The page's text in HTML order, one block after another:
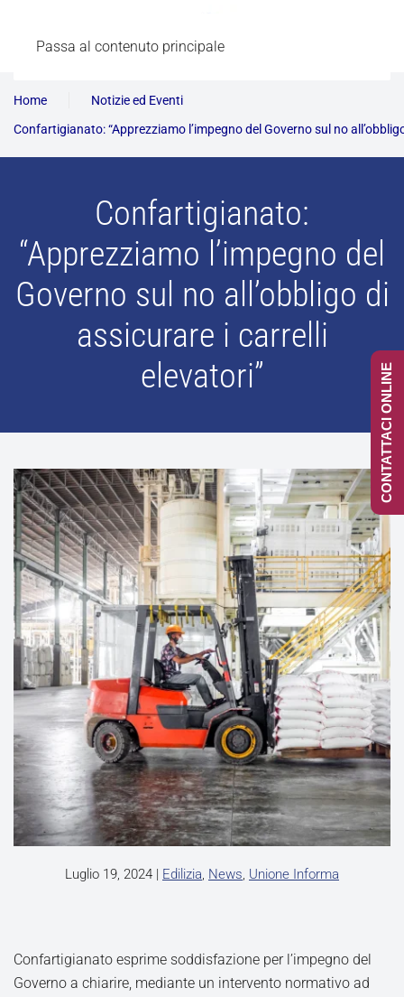
Passa al contenuto principale
Home
Notizie ed Eventi
Confartigianato: “Apprezziamo l’impegno del Governo sul no
Confartigianato:
“Apprezziamo l’impegno del
Governo sul no all’obbligo di
assicurare i carrelli
elevatori”
Luglio 19, 2024 | Edilizia, News, Unione Informa
Confartigianato esprime soddisfazione per l’impegno del
Governo a chiarire, mediante un intervento normativo ad
CONTATTACI ONLINE